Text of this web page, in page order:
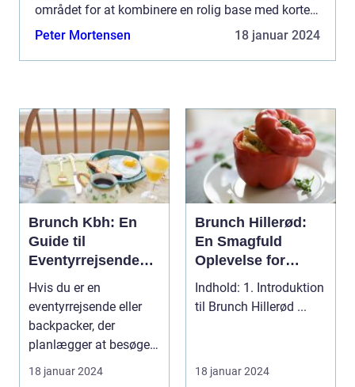
området for at kombinere en rolig base med korte
ture til Vesterhavet, Varde bymidte og de mindre
Peter Mortensen 18 januar 2024
Brunch Kbh: En
Guide til
Eventyrrejsende
og Backpackere
Hvis du er en
eventyrrejsende eller
backpacker, der
planlægger at besøge
København, så er der
18 januar 2024
Brunch Hillerød:
En Smagfuld
Oplevelse for
Eventyrrejsende
og Backpackere
Indhold: 1. Introduktion
til Brunch Hillerød ...
18 januar 2024